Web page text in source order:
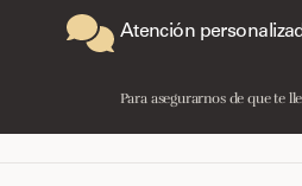
Atención
Para asegurarnos de que te